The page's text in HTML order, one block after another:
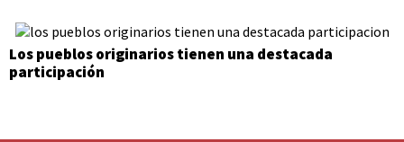
Los pueblos originarios tienen una destacada
participación